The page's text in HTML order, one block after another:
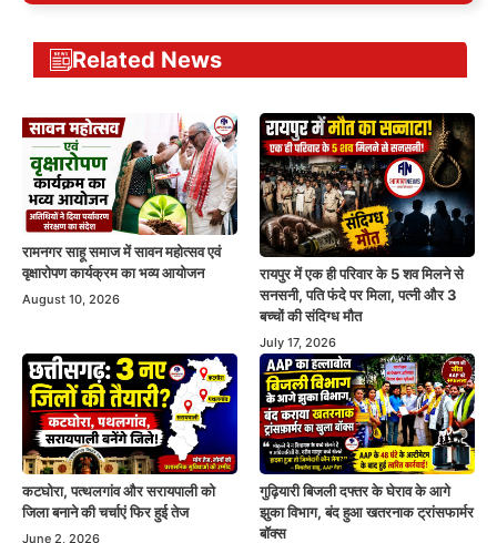
Related News
रामनगर साहू समाज में सावन महोत्सव एवं
वृक्षारोपण कार्यक्रम का भव्य आयोजन
August 10, 2026
रायपुर में एक ही परिवार के 5 शव मिलने से
सनसनी, पति फंदे पर मिला, पत्नी और 3
बच्चों की संदिग्ध मौत
July 17, 2026
कटघोरा, पत्थलगांव और सरायपाली को
जिला बनाने की चर्चाएं फिर हुई तेज
June 2, 2026
गुढ़ियारी बिजली दफ्तर के घेराव के आगे
झुका विभाग, बंद हुआ खतरनाक ट्रांसफार्मर
बॉक्स